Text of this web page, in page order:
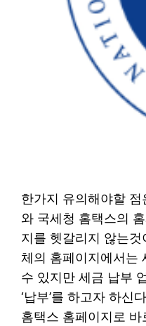
한가지 유의해야할
와 국세청 홈택스의
지를 헷갈리지 않는
체의 홈페이지에서는
수 있지만 세금 납부
‘납부’를 하고자 하신
홈택스 홈페이지로